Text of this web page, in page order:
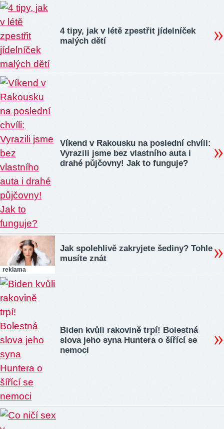
4 tipy, jak v létě zpestřit jídelníček
malých dětí
Víkend v Rakousku na poslední chvíli:
Vyrazili jsme bez vlastního auta i
drahé půjčovny! Jak to funguje?
reklama
Jak spolehlivě zakryjete šediny? Tohle
musíte znát
Biden kvůli rakovině trpí! Bolestná
slova jeho syna Huntera o šířící se
nemoci